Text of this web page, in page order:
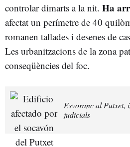
controlar dimarts a la nit. Ha
afectat un perímetre de 40
romanen tallades i desenes de
Les urbanitzacions de la zona
conseqüències del foc.
Esvoranc al Putxet,
judicials